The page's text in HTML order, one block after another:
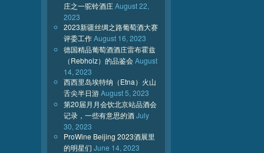
庄之一驼铃酒庄August 22,
2023
2023新疆丝绸之路葡萄酒大赛
评委工作August 16, 2023
德国精品葡萄酒酒庄雷布霍兹
（Rebholz）的品鉴会August
14, 2023
西西里岛埃特纳（Etna）火山
舌尖半日游August 5, 2023
第20届月月会饮北京站品酒会
记录，一些有意思的酒July
30, 2023
ProWine Beijing 2023酒展里
的明星们 June 14, 2023